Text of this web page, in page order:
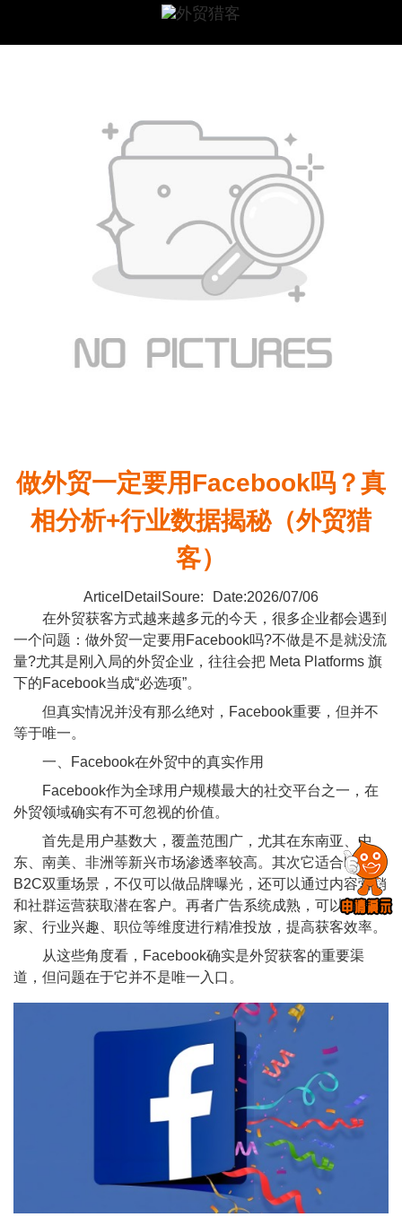
做外贸一定要用Facebook吗？真
相分析+行业数据揭秘（外贸猎
客）
ArticelDetailSoure:
Date:2026/07/06
在外贸获客方式越来越多元的今天，很多企业都会遇到
一个问题：做外贸一定要用Facebook吗?不做是不是就没流
量?尤其是刚入局的外贸企业，往往会把 Meta Platforms 旗
下的Facebook当成“必选项”。
但真实情况并没有那么绝对，Facebook重要，但并不
等于唯一。
一、Facebook在外贸中的真实作用
Facebook作为全球用户规模最大的社交平台之一，在
外贸领域确实有不可忽视的价值。
首先是用户基数大，覆盖范围广，尤其在东南亚、中
东、南美、非洲等新兴市场渗透率较高。其次它适合B2B和
B2C双重场景，不仅可以做品牌曝光，还可以通过内容营销
和社群运营获取潜在客户。再者广告系统成熟，可以通过国
家、行业兴趣、职位等维度进行精准投放，提高获客效率。
从这些角度看，Facebook确实是外贸获客的重要渠
道，但问题在于它并不是唯一入口。